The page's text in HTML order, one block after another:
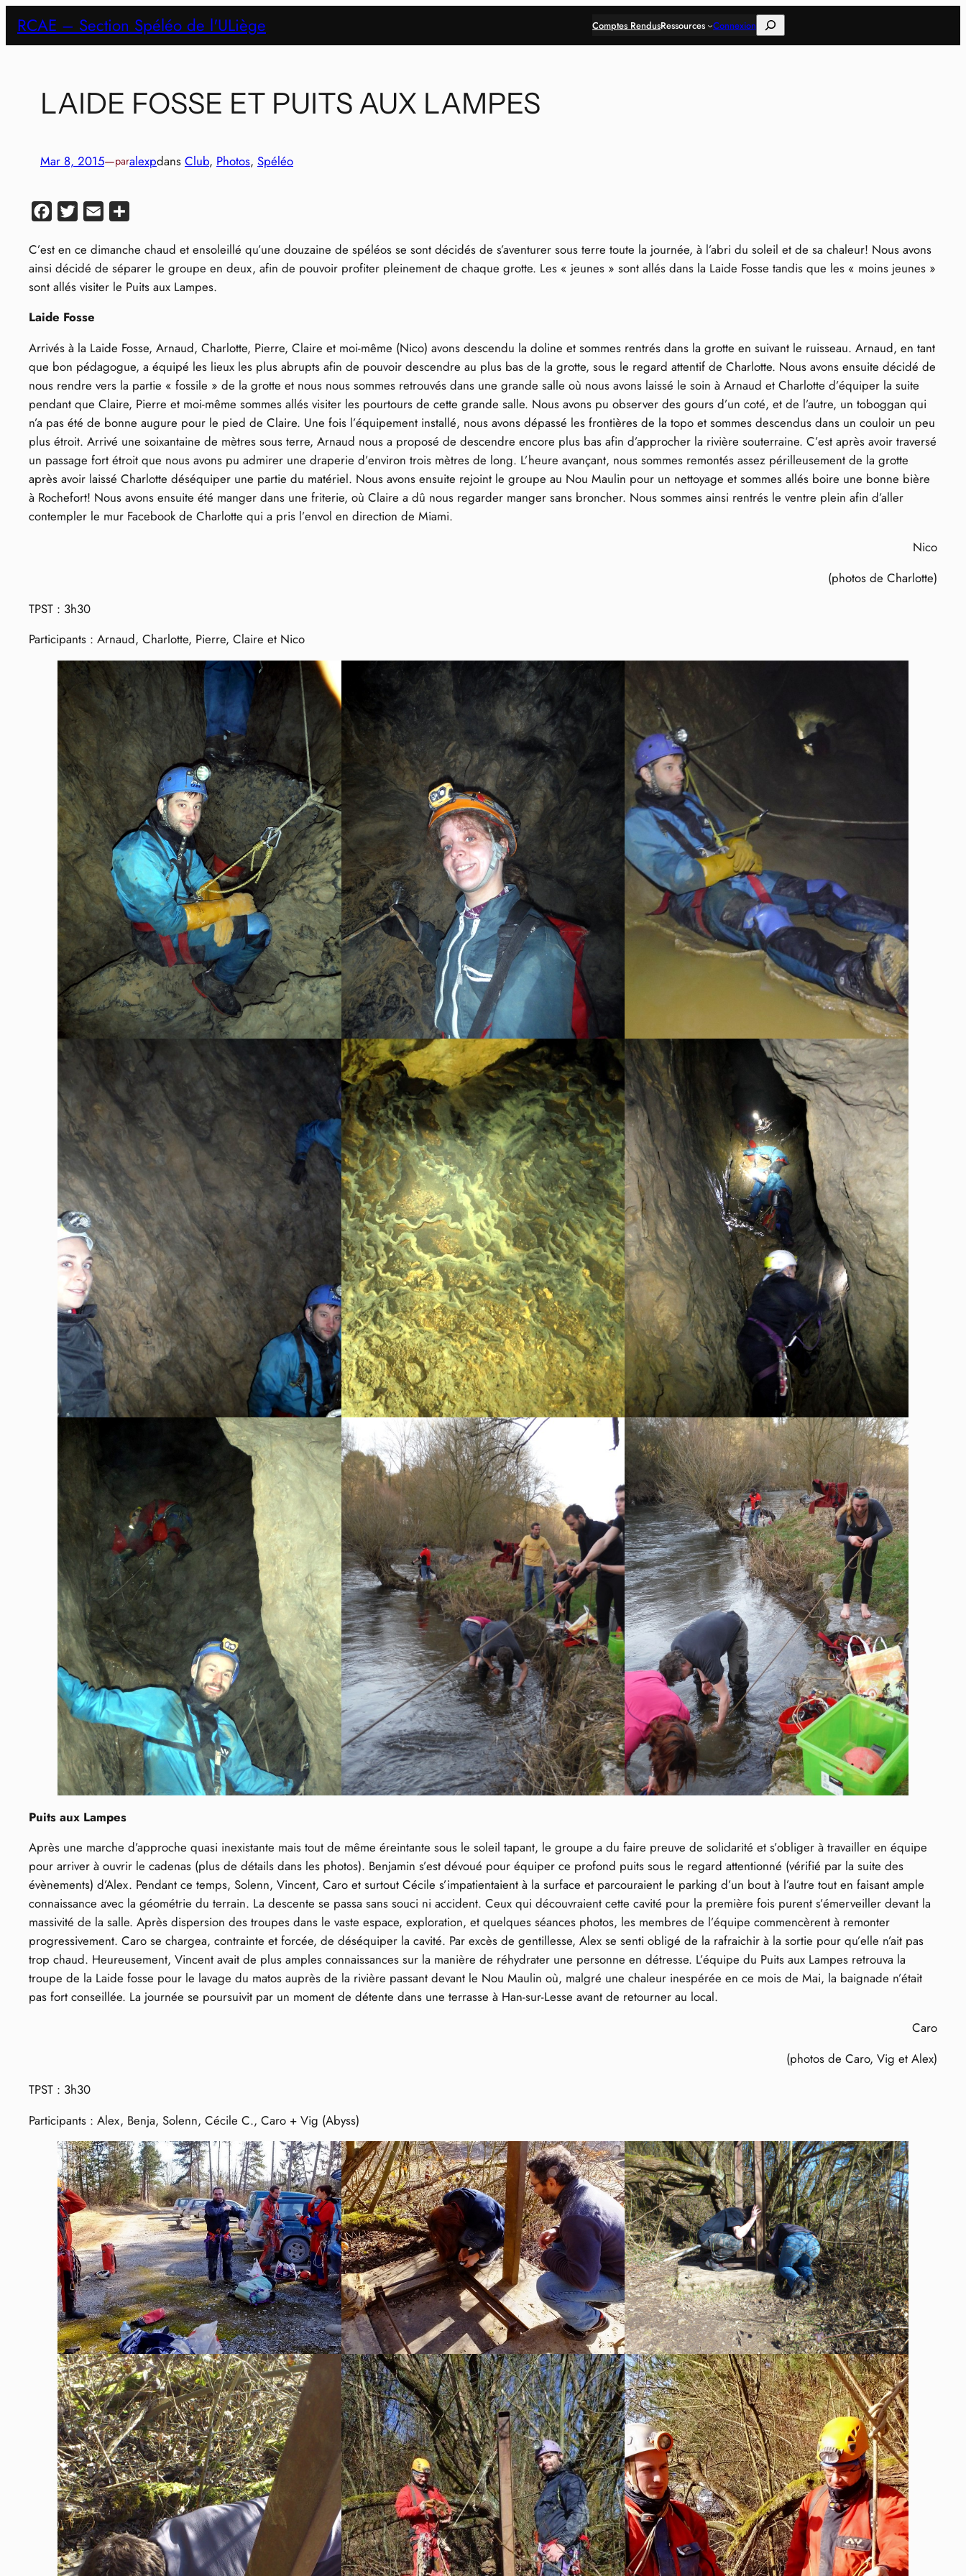
RCAE – Section Spéléo de l'ULiège Comptes RendusRessources Connexion Rechercher
LAIDE FOSSE ET PUITS AUX LAMPES
Mar 8, 2015—paralexpdans Club, Photos, Spéléo
Facebook
Twitter Email
C’est en ce dimanche chaud et ensoleillé qu’une douzaine de spéléos se sont décidés de s’aventurer sous terre toute la journée, à l’abri du soleil et de sa chaleur! Nous avons
ainsi décidé de séparer le groupe en deux, afin de pouvoir profiter pleinement de chaque grotte. Les « jeunes » sont allés dans la Laide Fosse tandis que les « moins jeunes »
sont allés visiter le Puits aux Lampes.
Laide Fosse
Arrivés à la Laide Fosse, Arnaud, Charlotte, Pierre, Claire et moi-même (Nico) avons descendu la doline et sommes rentrés dans la grotte en suivant le ruisseau. Arnaud, en tant
que bon pédagogue, a équipé les lieux les plus abrupts afin de pouvoir descendre au plus bas de la grotte, sous le regard attentif de Charlotte. Nous avons ensuite décidé de
nous rendre vers la partie « fossile » de la grotte et nous nous sommes retrouvés dans une grande salle où nous avons laissé le soin à Arnaud et Charlotte d’équiper la suite
pendant que Claire, Pierre et moi-même sommes allés visiter les pourtours de cette grande salle. Nous avons pu observer des gours d’un coté, et de l’autre, un toboggan qui
n’a pas été de bonne augure pour le pied de Claire. Une fois l’équipement installé, nous avons dépassé les frontières de la topo et sommes descendus dans un couloir un peu
plus étroit. Arrivé une soixantaine de mètres sous terre, Arnaud nous a proposé de descendre encore plus bas afin d’approcher la rivière souterraine. C’est après avoir traversé
un passage fort étroit que nous avons pu admirer une draperie d’environ trois mètres de long. L’heure avançant, nous sommes remontés assez périlleusement de la grotte
après avoir laissé Charlotte déséquiper une partie du matériel. Nous avons ensuite rejoint le groupe au Nou Maulin pour un nettoyage et sommes allés boire une bonne bière
à Rochefort! Nous avons ensuite été manger dans une friterie, où Claire a dû nous regarder manger sans broncher. Nous sommes ainsi rentrés le ventre plein afin d’aller
contempler le mur Facebook de Charlotte qui a pris l’envol en direction de Miami.
Nico
(photos de Charlotte)
TPST : 3h30
Participants : Arnaud, Charlotte, Pierre, Claire et Nico
Puits aux Lampes
Après une marche d’approche quasi inexistante mais tout de même éreintante sous le soleil tapant, le groupe a du faire preuve de solidarité et s’obliger à travailler en équipe
pour arriver à ouvrir le cadenas (plus de détails dans les photos). Benjamin s’est dévoué pour équiper ce profond puits sous le regard attentionné (vérifié par la suite des
évènements) d’Alex. Pendant ce temps, Solenn, Vincent, Caro et surtout Cécile s’impatientaient à la surface et parcouraient le parking d’un bout à l’autre tout en faisant ample
connaissance avec la géométrie du terrain. La descente se passa sans souci ni accident. Ceux qui découvraient cette cavité pour la première fois purent s’émerveiller devant la
massivité de la salle. Après dispersion des troupes dans le vaste espace, exploration, et quelques séances photos, les membres de l’équipe commencèrent à remonter
progressivement. Caro se chargea, contrainte et forcée, de déséquiper la cavité. Par excès de gentillesse, Alex se senti obligé de la rafraichir à la sortie pour qu’elle n’ait pas
trop chaud. Heureusement, Vincent avait de plus amples connaissances sur la manière de réhydrater une personne en détresse. L’équipe du Puits aux Lampes retrouva la
troupe de la Laide fosse pour le lavage du matos auprès de la rivière passant devant le Nou Maulin où, malgré une chaleur inespérée en ce mois de Mai, la baignade n’était
pas fort conseillée. La journée se poursuivit par un moment de détente dans une terrasse à Han-sur-Lesse avant de retourner au local.
Caro
(photos de Caro, Vig et Alex)
TPST : 3h30
Participants : Alex, Benja, Solenn, Cécile C., Caro + Vig (Abyss)